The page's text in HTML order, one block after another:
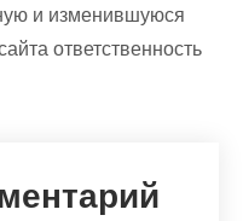
и изменившуюся
ответственность